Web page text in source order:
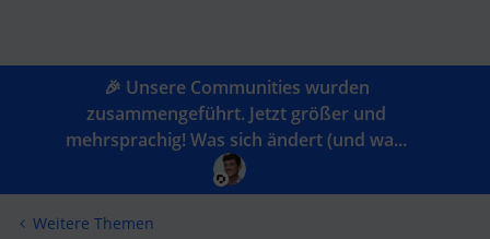
🎉 Unsere Communities wurden
zusammengeführt. Jetzt größer und
mehrsprachig! Was sich ändert (und wa...
Weitere Themen